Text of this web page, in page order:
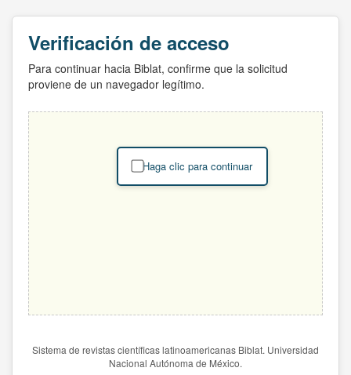
Verificación de acceso
Para continuar hacia Biblat, confirme que la solicitud
proviene de un navegador legítimo.
Haga clic para continuar
Sistema de revistas científicas latinoamericanas Biblat. Universidad
Nacional Autónoma de México.